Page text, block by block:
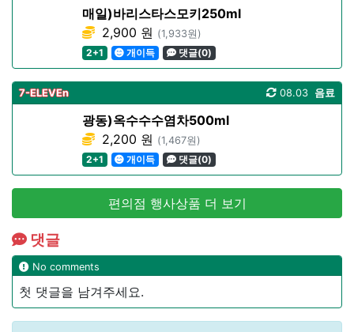
매일)바리스타스모키250ml
2,900 원 (1,933원)
2+1
개이득 댓글(0)
7-ELEVEn 음료
08.03
광동)옥수수수염차500ml
2,200 원 (1,467원)
2+1
개이득 댓글(0)
편의점 행사상품 더 보기
댓글
No comments
첫 댓글을 남겨주세요.